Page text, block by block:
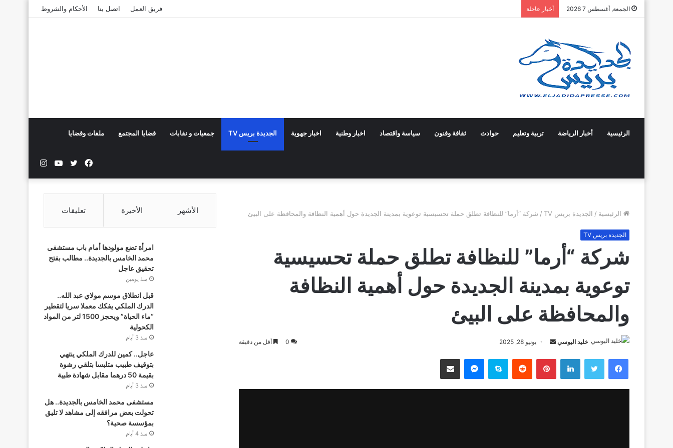
الجمعة, أغسطس 7 2026 أخبار عاجلة فريق العمل اتصل بنا الأحكام والشروط
الرئيسية أخبار الرياضة تربية وتعليم حوادث ثقافة وفنون سياسة واقتصاد اخبار وطنية اخبار جهوية الجديدة بريس TV جمعيات و نقابات قضايا المجتمع ملفات وقضايا
يوتيوب تويتر
فيسبوك
الرئيسية / الجديدة بريس TV / شركة “أرما” للنظافة تطلق حملة تحسيسية توعوية بمدينة الجديدة حول أهمية النظافة والمحافظة على البيئ
الجديدة بريس TV
شركة “أرما” للنظافة تطلق حملة تحسيسية
توعوية بمدينة الجديدة حول أهمية النظافة
والمحافظة على البيئ
خليد اليوسي
س
ل
ب
يونيو 28, 2025 0 أقل من دقيقة
فيسبوك لينكدإن بينتيريست سكايب
الأشهر الأخيرة تعليقات
امرأة تضع مولودها أمام باب مستشفى
محمد الخامس بالجديدة.. مطالب بفتح
تحقيق عاجل
منذ يومين
قبل انطلاق موسم مولاي عبد الله..
الدرك الملكي يفكك معملا سريا لتقطير
“ماء الحياة” ويحجز 1500 لتر من المواد
الكحولية
منذ 3 أيام
عاجل.. كمين للدرك الملكي ينتهي
بتوقيف طبيب متلبسا بتلقي رشوة
بقيمة 50 درهما مقابل شهادة طبية
منذ 3 أيام
مستشفى محمد الخامس بالجديدة.. هل
تحولت بعض مرافقه إلى مشاهد لا تليق
بمؤسسة صحية؟
منذ 4 أيام